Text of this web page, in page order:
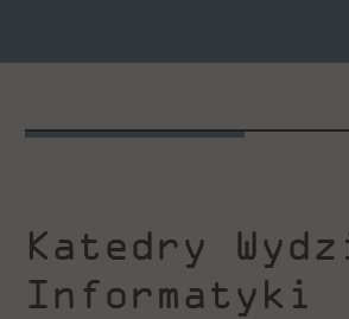
Katedry
Informatyki